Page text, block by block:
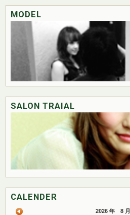
MODEL
SALON TRAIAL
CALENDER
2026 年 8 月